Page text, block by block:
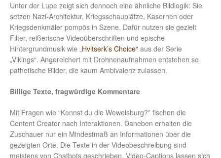
Unter der Lupe zeigt sich dennoch eine ähnliche Bildlogik: Sie
setzen Nazi-Architektur, Kriegsschauplätze, Kasernen oder
Kriegsdenkmäler pompös in Szene. Dafür nutzen sie gezielt
Filter, reißerische Videoüberschriften und epische
Hintergrundmusik wie „Hvitserk’s Choice“ aus der Serie
„Vikings“. Angereichert mit Drohnenaufnahmen entstehen so
pathetische Bilder, die kaum Ambivalenz zulassen.
Billige Texte, fragwürdige Kommentare
Mit Fragen wie “Kennst du die Wewelsburg?” fischen die
Content Creator nach Interaktionen. Daneben erhalten die
Zuschauer nur ein Mindestmaß an Informationen über die
gezeigten Orte. Die Texte in der Videobeschreibung sind
meistens von Chatbots geschrieben. Video-Captions lassen sich